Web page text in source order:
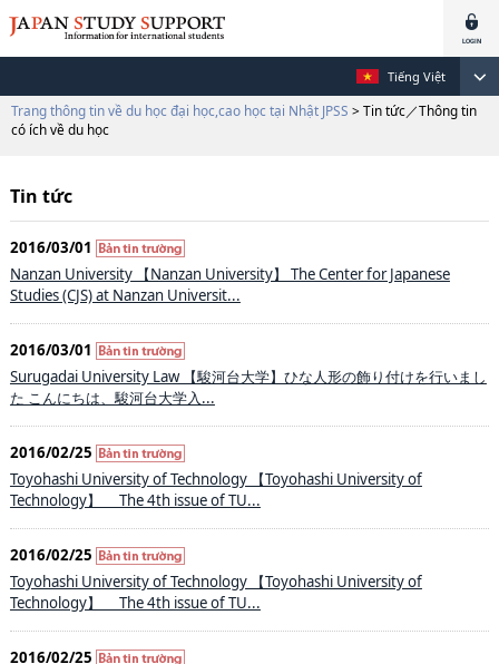
Tiếng Việt
Trang thông tin về du học đại học,cao học tại Nhật JPSS > Tin tức／Thông tin
có ích về du học
Tin tức
2016/03/01
Nanzan University 【Nanzan University】 The Center for Japanese
Studies (CJS) at Nanzan Universit...
2016/03/01
Surugadai University Law 【駿河台大学】ひな人形の飾り付けを行いまし
た こんにちは、駿河台大学入...
2016/02/25
Toyohashi University of Technology 【Toyohashi University of
Technology】 The 4th issue of TU...
2016/02/25
Toyohashi University of Technology 【Toyohashi University of
Technology】 The 4th issue of TU...
2016/02/25